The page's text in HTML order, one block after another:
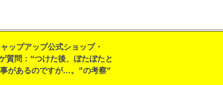
ップアップ公式ショップ・
質問：“つけた後、ぼたぼたと
があるのですが…。”の考察”